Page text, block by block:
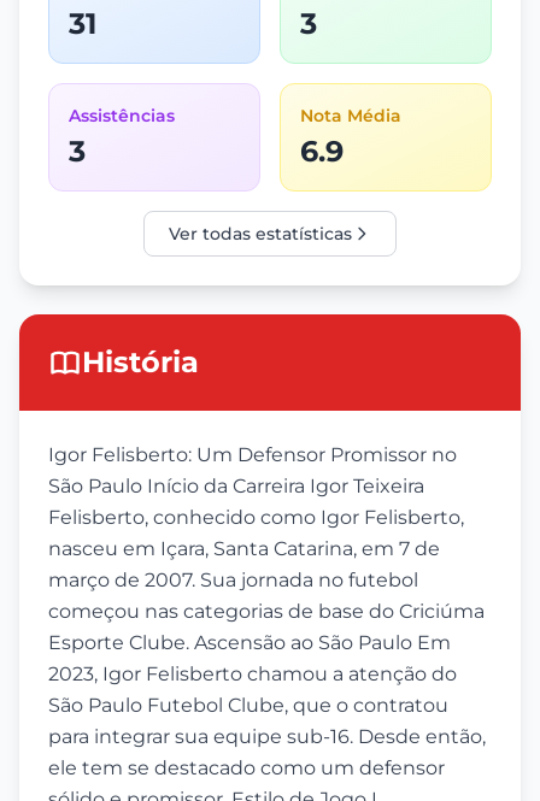
31 3
Assistências
3
Nota Média
6.9
Ver todas estatísticas
História
Igor Felisberto: Um Defensor Promissor no
São Paulo Início da Carreira Igor Teixeira
Felisberto, conhecido como Igor Felisberto,
nasceu em Içara, Santa Catarina, em 7 de
março de 2007. Sua jornada no futebol
começou nas categorias de base do Criciúma
Esporte Clube. Ascensão ao São Paulo Em
2023, Igor Felisberto chamou a atenção do
São Paulo Futebol Clube, que o contratou
para integrar sua equipe sub-16. Desde então,
ele tem se destacado como um defensor